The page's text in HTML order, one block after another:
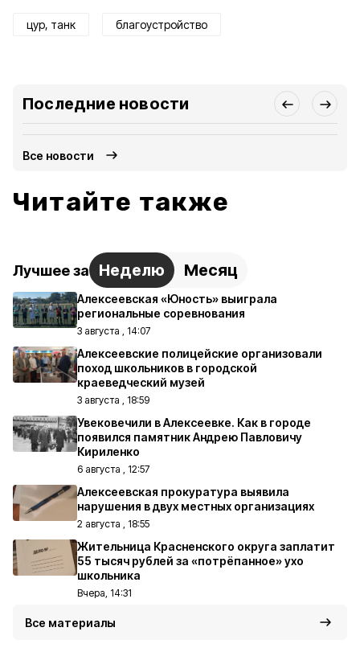
цур, танк благоустройство
Последние новости
Все новости
Читайте также
Лучшее за Неделю Месяц
Алексеевская «Юность» выиграла
региональные соревнования
3 августа , 14:07
Алексеевские полицейские организовали
поход школьников в городской
краеведческий музей
3 августа , 18:59
Увековечили в Алексеевке. Как в городе
появился памятник Андрею Павловичу
Кириленко
6 августа , 12:57
Алексеевская прокуратура выявила
нарушения в двух местных организациях
2 августа , 18:55
Жительница Красненского округа заплатит
55 тысяч рублей за «потрёпанное» ухо
школьника
Вчера, 14:31
Все материалы